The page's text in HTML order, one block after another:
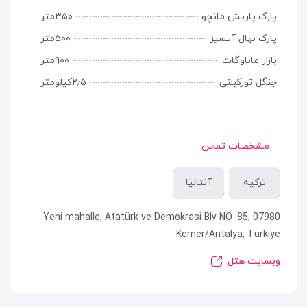
پارک پاریش مانچو
۳۵۰متر
پارک نهال آتسیز
۵۰۰متر
بازار ماناوگات
۹۰۰متر
جنگل تورکبلنی
۲٫۵کیلومتر
مشخصات تماس
ترکیه آنتالیا
Yeni mahalle, Atatürk ve Demokrasi Blv NO :85, 07980
Kemer/Antalya, Türkiye
وبسایت هتل